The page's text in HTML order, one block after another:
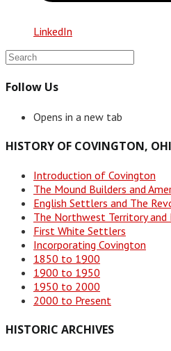
LinkedIn
Follow Us
Opens in a new tab
HISTORY OF COVINGTON,
Introduction of Covington
The Mound Builders and
English Settlers and The
The Northwest Territory and
First White Settlers
Incorporating Covington
1850 to 1900
1900 to 1950
1950 to 2000
2000 to Present
HISTORIC ARCHIVES